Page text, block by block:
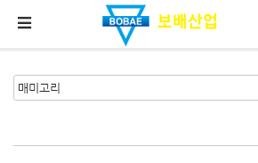
메뉴 건너뛰기